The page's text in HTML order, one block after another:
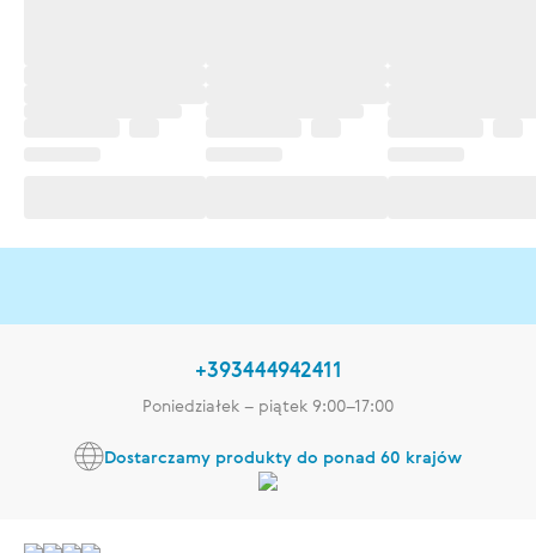
+393444942411
Poniedziałek – piątek 9:00–17:00
Dostarczamy produkty do ponad 60 krajów